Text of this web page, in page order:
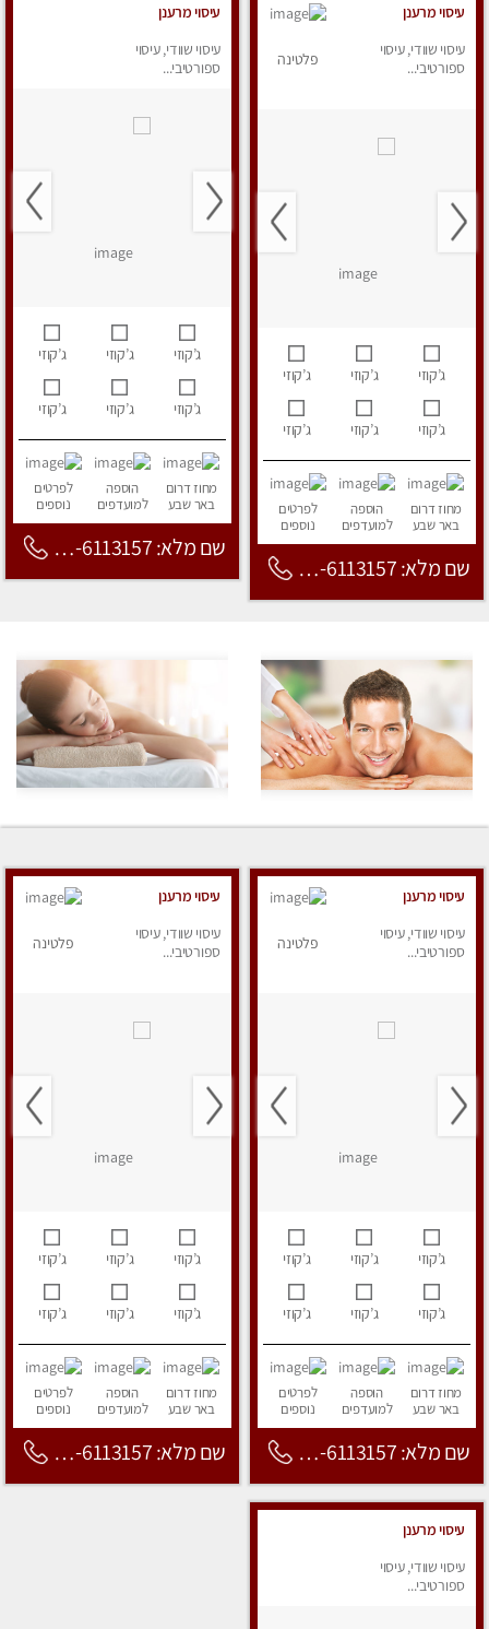
עיסוי מרענן
עיסוי שוודי, עיסוי
ספורטיבי...
פלטינה
ג’קוזי ג’קוזי ג’קוזי
ג’קוזי ג’קוזי ג’קוזי
מחוז דרום
באר שבע
הוספה
למועדפים
לפרטים
נוספים
שם מלא: 053-6113157
עיסוי מרענן
עיסוי שוודי, עיסוי
ספורטיבי...
ג’קוזי ג’קוזי ג’קוזי
ג’קוזי ג’קוזי ג’קוזי
מחוז דרום
באר שבע
הוספה
למועדפים
לפרטים
נוספים
שם מלא: 053-6113157
עיסוי מרענן
עיסוי שוודי, עיסוי
ספורטיבי...
פלטינה
ג’קוזי ג’קוזי ג’קוזי
ג’קוזי ג’קוזי ג’קוזי
מחוז דרום
באר שבע
הוספה
למועדפים
לפרטים
נוספים
שם מלא: 053-6113157
עיסוי מרענן
עיסוי שוודי, עיסוי
ספורטיבי...
פלטינה
ג’קוזי ג’קוזי ג’קוזי
ג’קוזי ג’קוזי ג’קוזי
מחוז דרום
באר שבע
הוספה
למועדפים
לפרטים
נוספים
שם מלא: 053-6113157
עיסוי מרענן
עיסוי שוודי, עיסוי
ספורטיבי...